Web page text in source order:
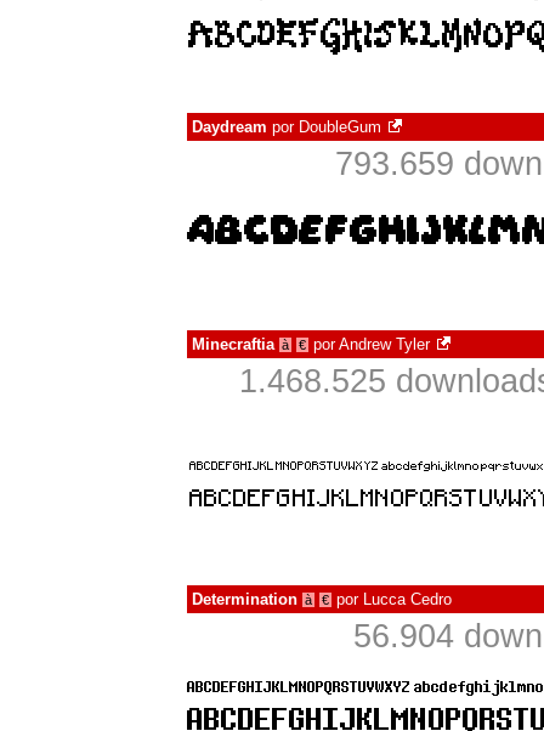
Daydream por DoubleGum
793.659
Minecraftia à € porAndrew Tyler
1.468.525
Determination à € por Lucca Cedro
56.904